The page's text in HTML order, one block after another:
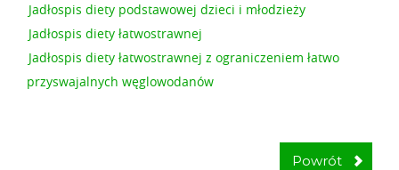
Jadłospis diety podstawowej dzieci i młodzieży
Jadłospis diety łatwostrawnej
Jadłospis diety łatwostrawnej z ograniczeniem łatwo
przyswajalnych węglowodanów
Powrót